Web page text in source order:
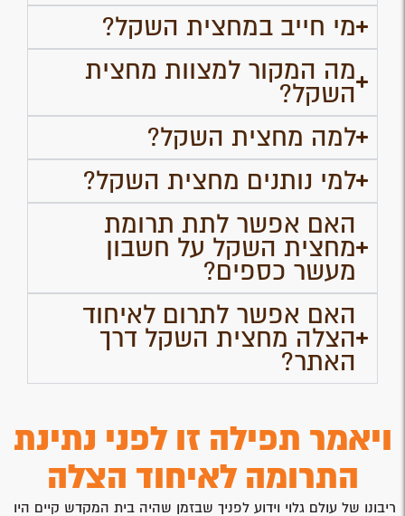
מי חייב במחצית השקל?
מה המקור למצוות מחצית
השקל?
למה מחצית השקל?
למי נותנים מחצית השקל?
האם אפשר לתת תרומת
מחצית השקל על חשבון
מעשר כספים?
האם אפשר לתרום לאיחוד
הצלה מחצית השקל דרך
האתר?
ויאמר תפילה זו לפני נתינת
התרומה לאיחוד הצלה
ריבונו של עולם גלוי וידוע לפניך שבזמן שהיה בית המקדש קיים היו